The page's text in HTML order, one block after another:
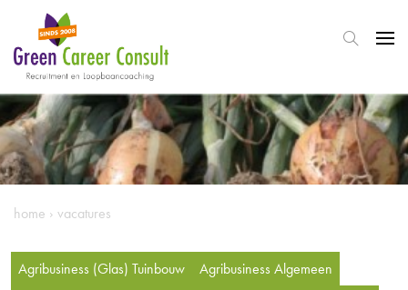
home › vacatures
Agribusiness (Glas) Tuinbouw
Agribusiness Algemeen